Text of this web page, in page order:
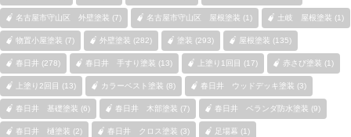
名古屋市守山区 外壁塗装 (7) 名古屋市守山区 屋根塗装 (1) 土岐 屋根塗装 (1)
物置小屋塗装 (7) 外壁塗装 (282) 塗装 (293) 屋根塗装 (135)
春日井 (278) 春日井 手すり塗装 (13) 上塗り1回目 (17) 赤さび塗装 (1)
上塗り2回目 (13) カラーベスト塗装 (8) 春日井 ウッドデッキ塗装 (3)
春日井 基礎塗装 (6) 春日井 木部塗装 (7) 春日井 ベランダ防水塗装 (9)
春日井 樋塗装 (2) 春日井 クロス塗装 (3) 足場幕 (1)